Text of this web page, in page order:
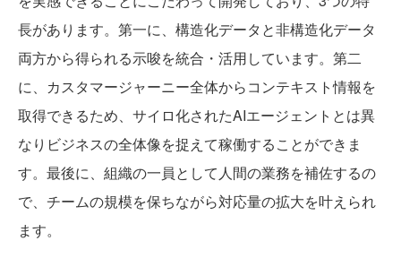
長があります。第一に、構造化データと非構造化データ
両方から得られる示唆を統合・活用しています。第二
に、カスタマージャーニー全体からコンテキスト情報を
取得できるため、サイロ化されたAIエージェントとは異
なりビジネスの全体像を捉えて稼働することができま
す。最後に、組織の一員として人間の業務を補佐するの
で、チームの規模を保ちながら対応量の拡大を叶えられ
ます。